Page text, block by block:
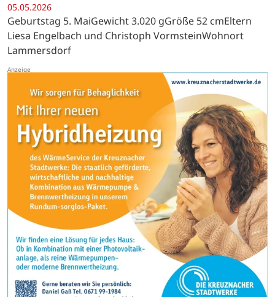
05.05.2026
Geburtstag 5. MaiGewicht 3.020 gGröße 52 cmEltern
Liesa Engelbach und Christoph VormsteinWohnort
Lammersdorf